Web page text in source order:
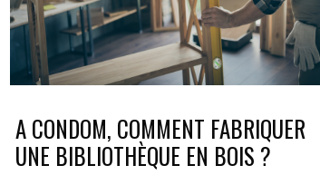
A CONDOM, COMMENT FABRIQUER
UNE BIBLIOTHÈQUE EN BOIS ?